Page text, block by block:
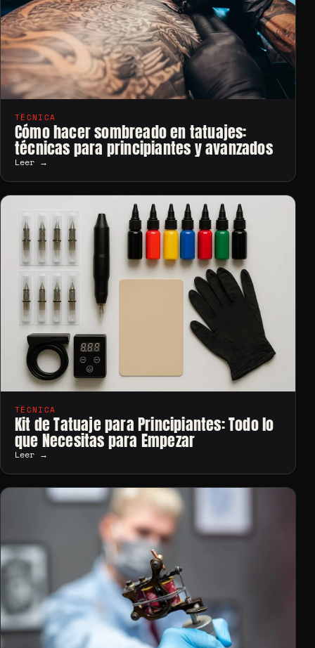
TÉCNICA
Cómo hacer sombreado en tatuajes:
técnicas para principiantes y avanzados
Leer →
TÉCNICA
Kit de Tatuaje para Principiantes: Todo lo
que Necesitas para Empezar
Leer →